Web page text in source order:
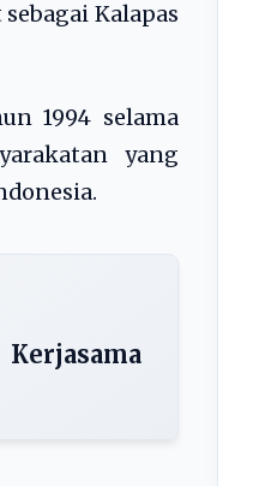
Kalapas
1994 selama
yang